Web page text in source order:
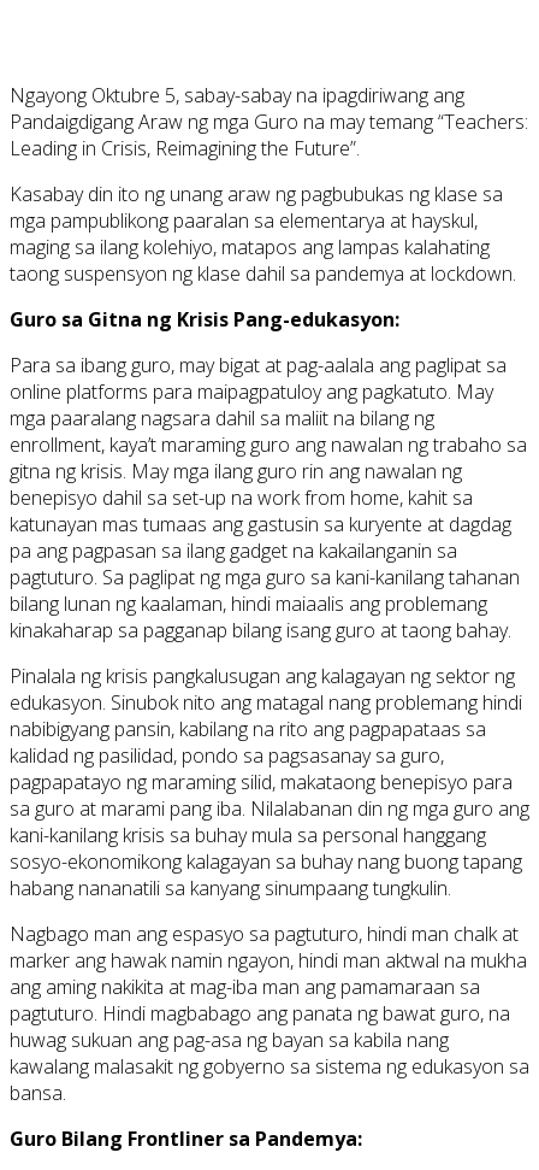
Ngayong Oktubre 5, sabay-sabay na ipagdiriwang ang
Pandaigdigang Araw ng mga Guro na may temang “Teachers:
Leading in Crisis, Reimagining the Future”.
Kasabay din ito ng unang araw ng pagbubukas ng klase sa
mga pampublikong paaralan sa elementarya at hayskul,
maging sa ilang kolehiyo, matapos ang lampas kalahating
taong suspensyon ng klase dahil sa pandemya at lockdown.
Guro sa Gitna ng Krisis Pang-edukasyon:
Para sa ibang guro, may bigat at pag-aalala ang paglipat sa
online platforms para maipagpatuloy ang pagkatuto. May
mga paaralang nagsara dahil sa maliit na bilang ng
enrollment, kaya’t maraming guro ang nawalan ng trabaho sa
gitna ng krisis. May mga ilang guro rin ang nawalan ng
benepisyo dahil sa set-up na work from home, kahit sa
katunayan mas tumaas ang gastusin sa kuryente at dagdag
pa ang pagpasan sa ilang gadget na kakailanganin sa
pagtuturo. Sa paglipat ng mga guro sa kani-kanilang tahanan
bilang lunan ng kaalaman, hindi maiaalis ang problemang
kinakaharap sa pagganap bilang isang guro at taong bahay.
Pinalala ng krisis pangkalusugan ang kalagayan ng sektor ng
edukasyon. Sinubok nito ang matagal nang problemang hindi
nabibigyang pansin, kabilang na rito ang pagpapataas sa
kalidad ng pasilidad, pondo sa pagsasanay sa guro,
pagpapatayo ng maraming silid, makataong benepisyo para
sa guro at marami pang iba. Nilalabanan din ng mga guro ang
kani-kanilang krisis sa buhay mula sa personal hanggang
sosyo-ekonomikong kalagayan sa buhay nang buong tapang
habang nananatili sa kanyang sinumpaang tungkulin.
Nagbago man ang espasyo sa pagtuturo, hindi man chalk at
marker ang hawak namin ngayon, hindi man aktwal na mukha
ang aming nakikita at mag-iba man ang pamamaraan sa
pagtuturo. Hindi magbabago ang panata ng bawat guro, na
huwag sukuan ang pag-asa ng bayan sa kabila nang
kawalang malasakit ng gobyerno sa sistema ng edukasyon sa
bansa.
Guro Bilang Frontliner sa Pandemya: